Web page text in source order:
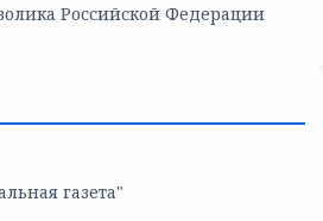
Российской Федерации
газета"